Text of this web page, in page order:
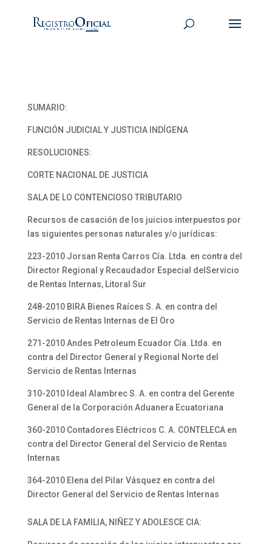
SUMARIO:
FUNCIÓN JUDICIAL Y JUSTICIA INDÍGENA
RESOLUCIONES:
CORTE NACIONAL DE JUSTICIA
SALA DE LO CONTENCIOSO TRIBUTARIO
Recursos de casación de los juicios interpuestos por
las siguientes personas naturales y/o jurídicas:
223-2010 Jorsan Renta Carros Cía. Ltda. en contra del
Director Regional y Recaudador Especial delServicio
de Rentas Internas, Litoral Sur
248-2010 BIRA Bienes Raíces S. A. en contra del
Servicio de Rentas Internas de El Oro
271-2010 Andes Petroleum Ecuador Cía. Ltda. en
contra del Director General y Regional Norte del
Servicio de Rentas Internas
310-2010 Ideal Alambrec S. A. en contra del Gerente
General de la Corporación Aduanera Ecuatoriana
360-2010 Contadores Eléctricos C. A. CONTELECA en
contra del Director General del Servicio de Rentas
Internas
364-2010 Elena del Pilar Vásquez en contra del
Director General del Servicio de Rentas Internas
SALA DE LA FAMILIA, NIÑEZ Y ADOLESCE CIA: